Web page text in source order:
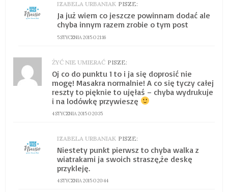
IZABELA URBANIAK PISZE:
5 STYCZNIA 2015 O 21:16
Ja już wiem co jeszcze powinnam dodać ale
chyba innym razem zrobie o tym post
ŻYĆ NIE UMIERAĆ PISZE:
4 STYCZNIA 2015 O 20:35
Oj co do punktu 1 to i ja się doprosić nie
mogę! Masakra normalnie! A co się tyczy całej
reszty to pięknie to ujęłaś – chyba wydrukuje
i na lodówkę przywieszę
IZABELA URBANIAK PISZE:
4 STYCZNIA 2015 O 20:44
Niestety punkt pierwsz to chyba walka z
wiatrakami ja swoich straszę,że deskę
przykleję.